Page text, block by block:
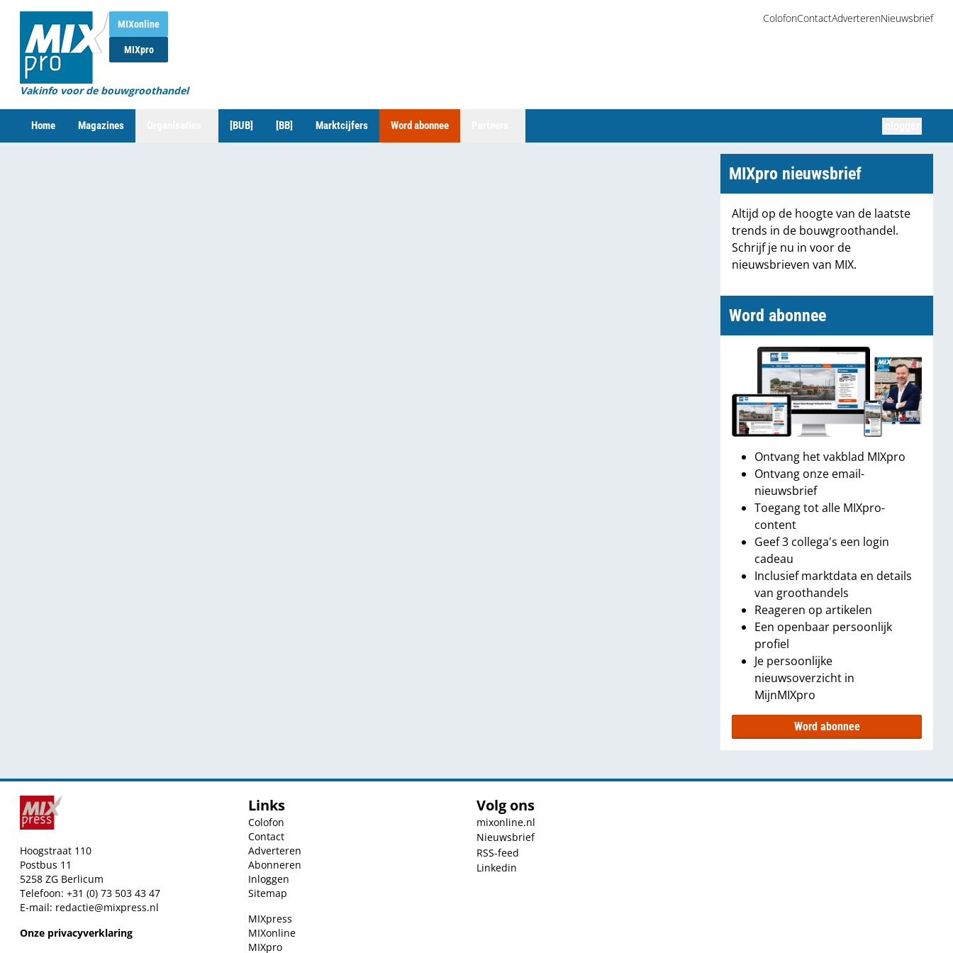
MIXonline
MIXpro
Vakinfo voor de bouwgroothandel
ColofonContactAdverterenNieuwsbrief
Home Magazines [BUB] [BB] Marktcijfers Word abonnee
MIXpro nieuwsbrief
Altijd op de hoogte van de laatste
trends in de bouwgroothandel.
Schrijf je nu in voor de
nieuwsbrieven van MIX.
Word abonnee
Ontvang het vakblad MIXpro
Ontvang onze email-
nieuwsbrief
Toegang tot alle MIXpro-
content
Geef 3 collega's een login
cadeau
Inclusief marktdata en details
van groothandels
Reageren op artikelen
Een openbaar persoonlijk
profiel
Je persoonlijke
nieuwsoverzicht in
MijnMIXpro
Word abonnee
Hoogstraat 110
Postbus 11
5258 ZG Berlicum
Telefoon: +31 (0) 73 503 43 47
E-mail: redactie@mixpress.nl
Onze privacyverklaring
Links
Colofon
Contact
Adverteren
Abonneren
Inloggen
Sitemap
MIXpress
MIXonline
MIXpro
Volg ons
mixonline.nl
Nieuwsbrief
RSS-feed
Linkedin